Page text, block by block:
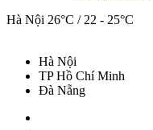
Hà Nội 26°C / 22 - 25°C
Hà Nội
TP Hồ Chí Minh
Đà Nẵng